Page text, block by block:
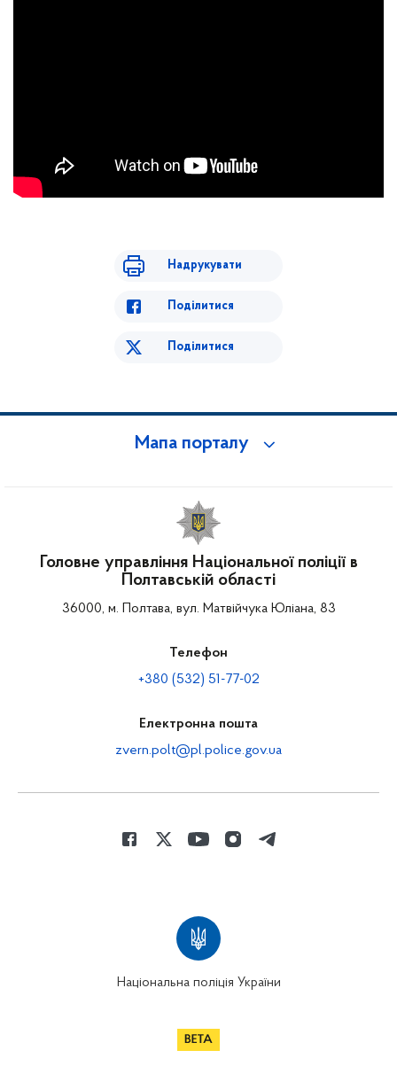
Надрукувати
Поділитися
Поділитися
Мапа порталу
Головне управління Національної поліції в
Полтавській області
36000, м. Полтава, вул. Матвійчука Юліана, 83
Телефон
+380 (532) 51-77-02
Електронна пошта
zvern.polt@pl.police.gov.ua
Національна поліція України